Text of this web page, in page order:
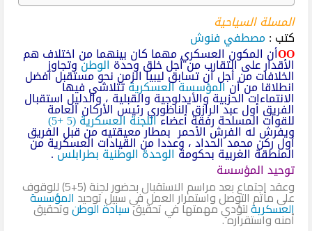
المسلة السياحية
كتب :مصطفي فنوش
ΟΟأن المكون العسكري مهما كان بينهما من اختلاف هم
الأقدار على التقارب من أجل خلق وحدةالوطنوتجاوز
الخلافات من أجل أن تسابق ليبيا الزمن نحو مستقبل أفضل
انطلاقا من أنالمؤسسة العسكريةتتلاشي فيها
الانتماءات الحزبية والأيدلوجية والقبلية ، والدليل استقبال
الفريق أول عبد الرازق الناظوري رئيس الأركان العامة
للقوات المسلحة رفقة أعضاءاللجنة العسكرية (5 +5)
ويفرش له الفرش الأحمر بمطار معيقتيه من قبل الفريق
أول ركن محمد الحداد ، وعددا من القيادات العسكرية من
المنطقة الغربية بحكومةالوحدة الوطنيةبطرابلس.
توحيد المؤسسة
وعقد اجتماع بعد مراسم الاستقبال بحضور لجنة (5+5) للوقوف
على مأتم التوصل واستمرار العمل في سبيل توحيدالمؤسسة
العسكريةلتؤدي مهمتها في تحقيقسيادة الوطنوتحقيق
أمنه واستقراره .